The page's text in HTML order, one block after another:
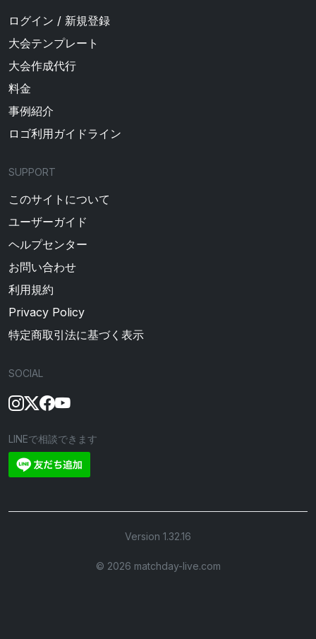
ログイン / 新規登録
大会テンプレート
大会作成代行
料金
事例紹介
ロゴ利用ガイドライン
SUPPORT
このサイトについて
ユーザーガイド
ヘルプセンター
お問い合わせ
利用規約
Privacy Policy
特定商取引法に基づく表示
SOCIAL
LINEで相談できます
Version 1.32.16
©︎ 2026 matchday-live.com